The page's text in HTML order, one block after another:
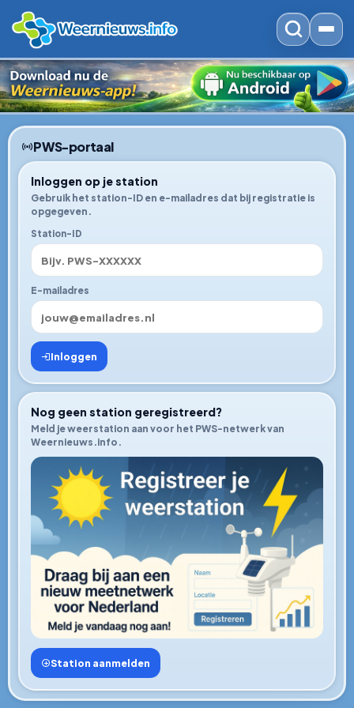
PWS-portaal
Inloggen op je station
Gebruik het station-ID en e-mailadres dat bij registratie is
opgegeven.
Station-ID
E-mailadres
Inloggen
Nog geen station geregistreerd?
Meld je weerstation aan voor het PWS-netwerk van
Weernieuws.info.
Station aanmelden